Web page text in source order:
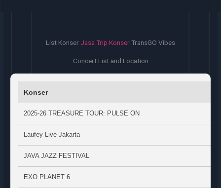
List Konser Jasa Trip KonserTransGO Vibes
Concert List and Location
Konser
2025-26 TREASURE TOUR: PULSE ON
Laufey Live Jakarta
JAVA JAZZ FESTIVAL
EXO PLANET 6